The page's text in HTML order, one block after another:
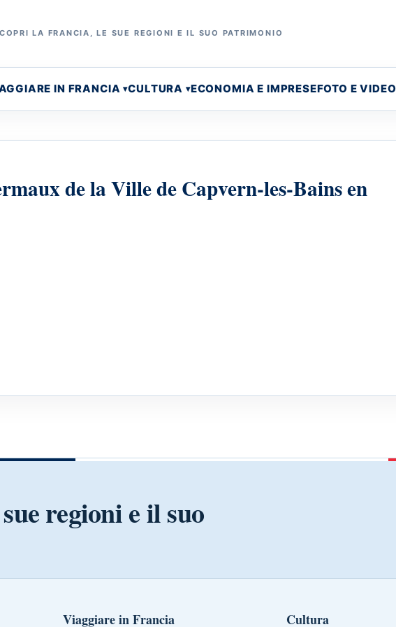
LA FRANCIA, LE SUE REGIONI E IL SUO PATRIMONIO
IN FRANCIA CULTURA ECONOMIA E IMPRESEFOTO E VIDEO
de la Ville de Capvern-les-Bains en
regioni e il suo
Viaggiare in Francia Cultura